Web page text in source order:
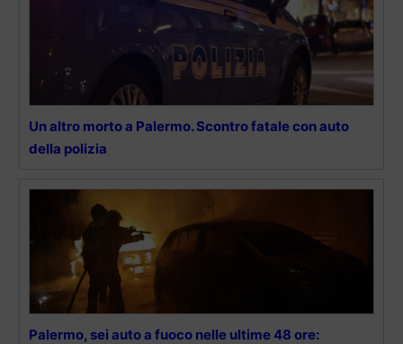
Un altro morto a Palermo. Scontro fatale con auto
della polizia
Palermo, sei auto a fuoco nelle ultime 48 ore: